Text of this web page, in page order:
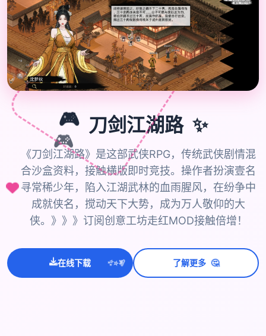
🎮
🎮 刀剑江湖路 ✨
《刀剑江湖路》是这部武侠RPG，传统武侠剧情混
合沙盒资料，接触横版即时竞技。操作者扮演壹名
寻常稀少年，陷入江湖武林的血雨腥风，在纷争中
成就侠名，搅动天下大势，成为万人敬仰的大
侠。》》》订阅创意工坊走红MOD接触倍增！
在线下载 ✨⭐💫 了解更多 🤔